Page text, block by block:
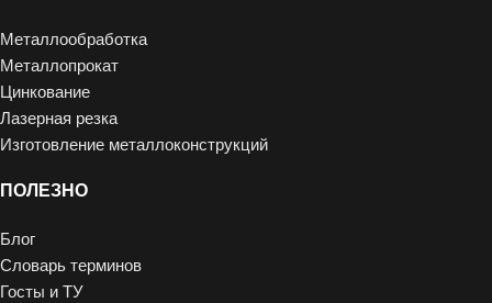
Металлообработка
Металлопрокат
Цинкование
Лазерная резка
Изготовление металлоконструкций
ПОЛЕЗНО
Блог
Словарь терминов
Госты и ТУ